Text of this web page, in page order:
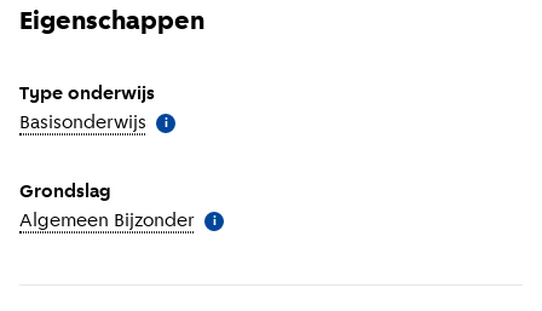
Eigenschappen
Type onderwijs
Basisonderwijs Meer informatie
i
Grondslag
Algemeen Bijzonder Meer informatie
i